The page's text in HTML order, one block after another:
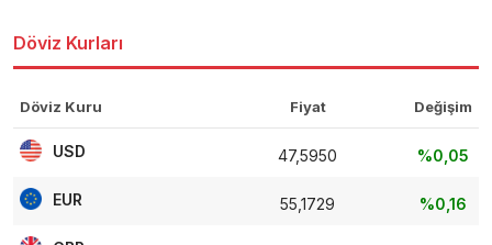
Döviz Kurları
Döviz Kuru Fiyat Değişim
USD 47,5950 %0,05
EUR 55,1729 %0,16